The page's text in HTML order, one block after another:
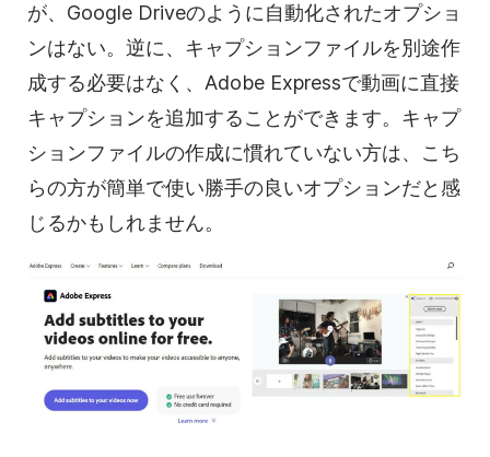
が、Google Driveのように自動化されたオプショ
ンはない。逆に、キャプションファイルを別途作
成する必要はなく、Adobe Expressで動画に直接
キャプションを追加することができます。キャプ
ションファイルの作成に慣れていない方は、こち
らの方が簡単で使い勝手の良いオプションだと感
じるかもしれません。